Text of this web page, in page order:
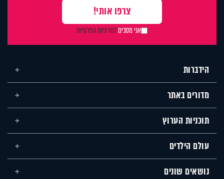
אני מסכיםלמדיניות הפרטיות
הידברות
מדורים באתר
תוכניות הערוץ
עולם הילדים
נושאים שונים